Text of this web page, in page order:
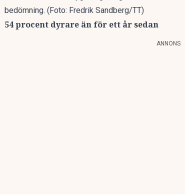
bedömning. (Foto: Fredrik Sandberg/TT)
54 procent dyrare än för ett år sedan
ANNONS